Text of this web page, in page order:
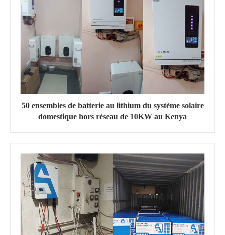
50 ensembles de batterie au lithium du système solaire
domestique hors réseau de 10KW au Kenya